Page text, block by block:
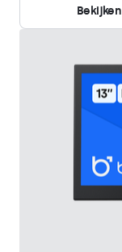
Bekijken